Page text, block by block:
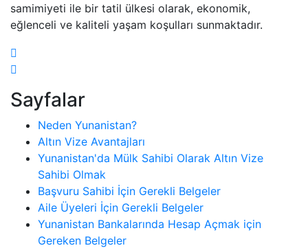
samimiyeti ile bir tatil ülkesi olarak, ekonomik,
eğlenceli ve kaliteli yaşam koşulları sunmaktadır.
Sayfalar
Neden Yunanistan?
Altın Vize Avantajları
Yunanistan'da Mülk Sahibi Olarak Altın Vize
Sahibi Olmak
Başvuru Sahibi İçin Gerekli Belgeler
Aile Üyeleri İçin Gerekli Belgeler
Yunanistan Bankalarında Hesap Açmak için
Gereken Belgeler